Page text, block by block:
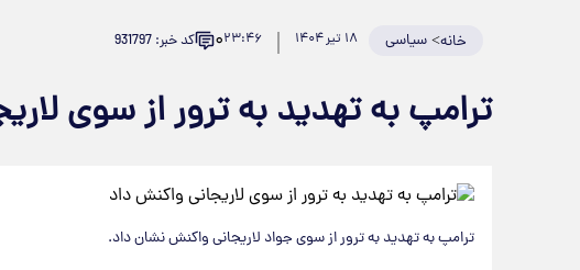
خانه>سیاسی ۱۸ تیر ۱۴۰۴ ۲۳:۴۶۰ کد خبر: 931797
ترامپ به تهدید به ترور از سوی
ترامپ به تهدید به ترور از سوی جواد لاریجانی واکنش نشان داد.